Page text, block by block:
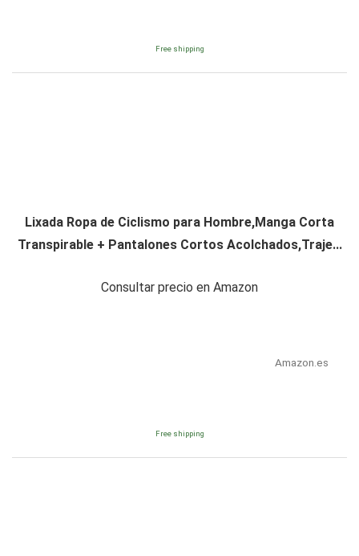
Free shipping
Lixada Ropa de Ciclismo para Hombre,Manga Corta
Transpirable + Pantalones Cortos Acolchados,Traje...
Consultar precio en Amazon
Amazon.es
Free shipping